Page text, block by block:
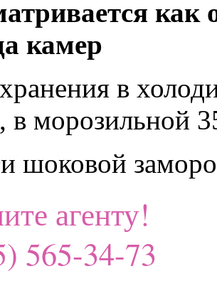
как
камер
в
в морозильной
шоковой
агенту!
565-34-73